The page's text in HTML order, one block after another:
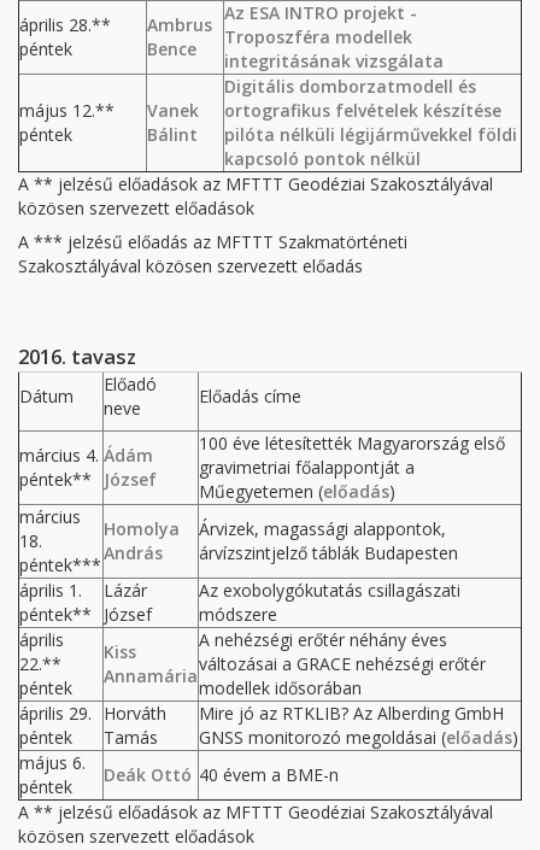
április 28.**
péntek
Ambrus
Bence
Az ESA INTRO projekt -
Troposzféra modellek
integritásának vizsgálata
május 12.**
péntek
Vanek
Bálint
Digitális domborzatmodell és
ortografikus felvételek készítése
pilóta nélküli légijárművekkel földi
kapcsoló pontok nélkül
A ** jelzésű előadások az MFTTT Geodéziai Szakosztályával
közösen szervezett előadások
A *** jelzésű előadás az MFTTT Szakmatörténeti
Szakosztályával közösen szervezett előadás
2016. tavasz
Dátum
Előadó
neve
Előadás címe
március 4.
péntek**
Ádám
József
100 éve létesítették Magyarország első
gravimetriai főalappontját a
Műegyetemen (előadás)
március
18.
péntek***
Homolya
András
Árvizek, magassági alappontok,
árvízszintjelző táblák Budapesten
április 1.
péntek**
Lázár
József
Az exobolygókutatás csillagászati
módszere
április
22.**
péntek
Kiss
Annamária
A nehézségi erőtér néhány éves
változásai a GRACE nehézségi erőtér
modellek idősorában
április 29.
péntek
Horváth
Tamás
Mire jó az RTKLIB? Az Alberding GmbH
GNSS monitorozó megoldásai (előadás)
május 6.
péntek
Deák Ottó 40 évem a BME-n
A ** jelzésű előadások az MFTTT Geodéziai Szakosztályával
közösen szervezett előadások